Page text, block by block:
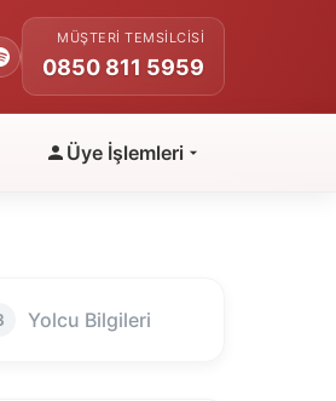
MÜŞTERI TEMSILCISI
0850 811 5959
Üye İşlemleri
Yolcu Bilgileri